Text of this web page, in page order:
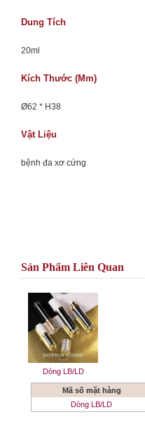
Dung Tích
20ml
Kích Thước (mm)
Ø62 * H38
Vật Liệu
bệnh đa xơ cứng
Sản Phẩm Liên Quan
Dòng LB/LD
Mã số mặt hàng
Dòng LB/LD